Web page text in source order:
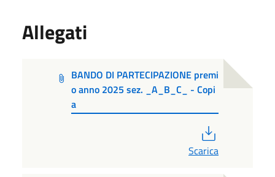
Allegati
BANDO DI PARTECIPAZIONE premi
o anno 2025 sez. _A_B_C_ - Copi
a
Scarica